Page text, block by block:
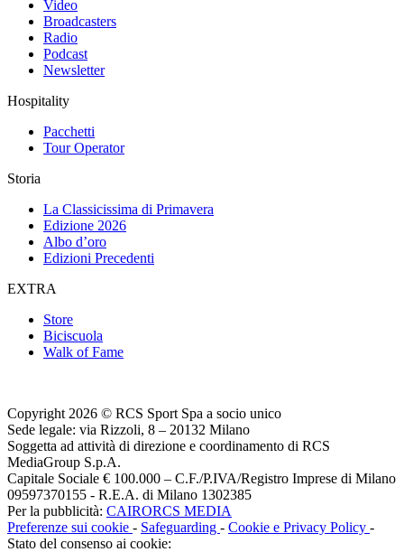
Video
Broadcasters
Radio
Podcast
Newsletter
Hospitality
Pacchetti
Tour Operator
Storia
La Classicissima di Primavera
Edizione 2026
Albo d’oro
Edizioni Precedenti
EXTRA
Store
Biciscuola
Walk of Fame
Copyright 2026 © RCS Sport Spa a socio unico
Sede legale: via Rizzoli, 8 – 20132 Milano
Soggetta ad attività di direzione e coordinamento di RCS
MediaGroup S.p.A.
Capitale Sociale € 100.000 – C.F./P.IVA/Registro Imprese di Milano
09597370155 - R.E.A. di Milano 1302385
Per la pubblicità: CAIRORCS MEDIA
Preferenze sui cookie - Safeguarding - Cookie e Privacy Policy -
Stato del consenso ai cookie: